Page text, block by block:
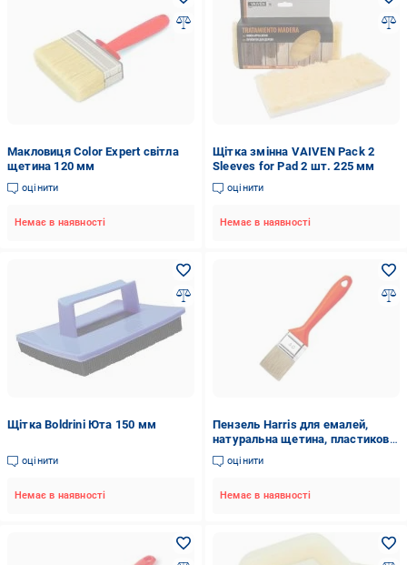
Макловиця Color Expert світла
щетина 120 мм
оцінити
Немає в наявності
Щітка змінна VAIVEN Pack 2
Sleeves for Pad 2 шт. 225 мм
оцінити
Немає в наявності
Щітка Boldrini Юта 150 мм
оцінити
Немає в наявності
Пензель Harris для емалей,
натуральна щетина, пластикова
ручка 20 мм
оцінити
Немає в наявності